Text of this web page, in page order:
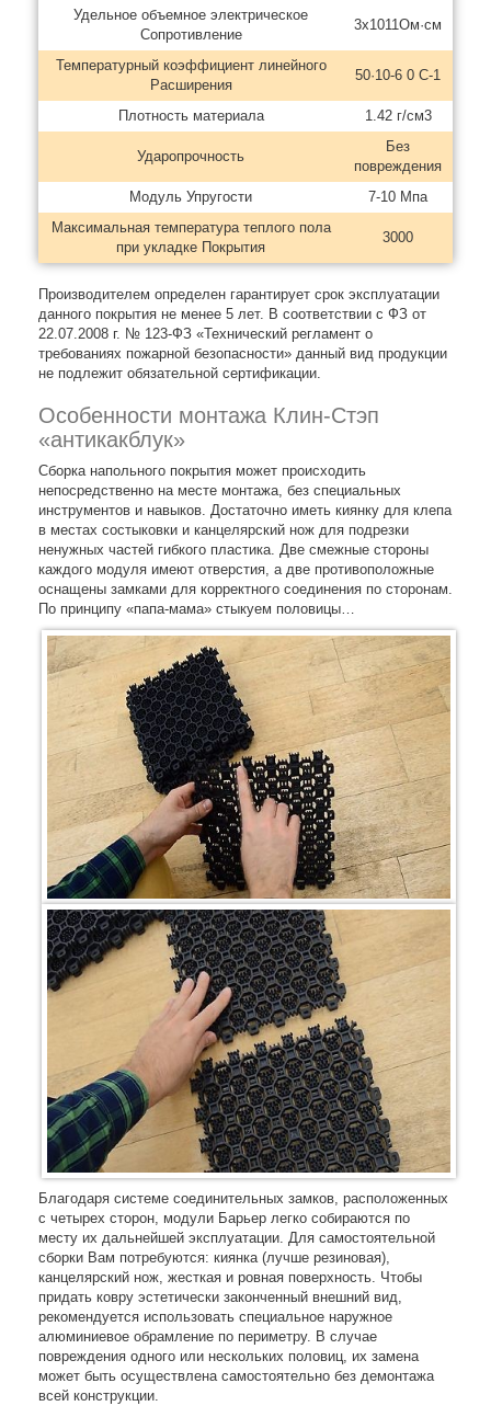
Удельное объемное электрическое
Сопротивление
3х1011Ом·см
Температурный коэффициент линейного
Расширения
50·10-6 0 С-1
Плотность материала 1.42 г/см3
Ударопрочность
Без
повреждения
Модуль Упругости
7-10 Мпа
Максимальная температура теплого пола
при укладке Покрытия
3000
Производителем определен гарантирует срок эксплуатации
данного покрытия не менее 5 лет. В соответствии с ФЗ от
22.07.2008 г. № 123-ФЗ «Технический регламент о
требованиях пожарной безопасности» данный вид продукции
не подлежит обязательной сертификации.
Особенности монтажа Клин-Стэп
«антикакблук»
Сборка напольного покрытия может происходить
непосредственно на месте монтажа, без специальных
инструментов и навыков. Достаточно иметь киянку для клепа
в местах состыковки и канцелярский нож для подрезки
ненужных частей гибкого пластика. Две смежные стороны
каждого модуля имеют отверстия, а две противоположные
оснащены замками для корректного соединения по сторонам.
По принципу «папа-мама» стыкуем половицы…
Благодаря системе соединительных замков, расположенных
с четырех сторон, модули Барьер легко собираются по
месту их дальнейшей эксплуатации. Для самостоятельной
сборки Вам потребуются: киянка (лучше резиновая),
канцелярский нож, жесткая и ровная поверхность. Чтобы
придать ковру эстетически законченный внешний вид,
рекомендуется использовать специальное наружное
алюминиевое обрамление по периметру. В случае
повреждения одного или нескольких половиц, их замена
может быть осуществлена самостоятельно без демонтажа
всей конструкции.